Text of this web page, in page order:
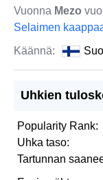
Vuonna Mezo
Selaimen
Käännä:
Uhkien
Popularity Rank:
Uhka taso:
Tartunnan